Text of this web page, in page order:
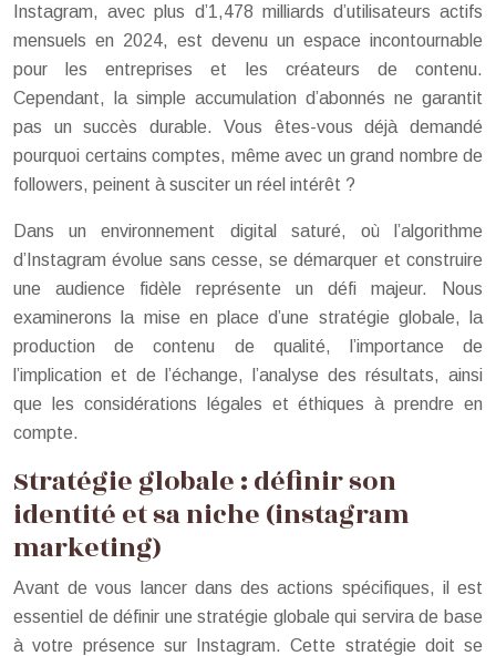
Instagram, avec plus d’1,478 milliards d’utilisateurs actifs
mensuels en 2024, est devenu un espace incontournable
pour les entreprises et les créateurs de contenu.
Cependant, la simple accumulation d’abonnés ne garantit
pas un succès durable. Vous êtes-vous déjà demandé
pourquoi certains comptes, même avec un grand nombre de
followers, peinent à susciter un réel intérêt ?
Dans un environnement digital saturé, où l’algorithme
d’Instagram évolue sans cesse, se démarquer et construire
une audience fidèle représente un défi majeur. Nous
examinerons la mise en place d’une stratégie globale, la
production de contenu de qualité, l’importance de
l’implication et de l’échange, l’analyse des résultats, ainsi
que les considérations légales et éthiques à prendre en
compte.
Stratégie globale : définir son
identité et sa niche (instagram
marketing)
Avant de vous lancer dans des actions spécifiques, il est
essentiel de définir une stratégie globale qui servira de base
à votre présence sur Instagram. Cette stratégie doit se